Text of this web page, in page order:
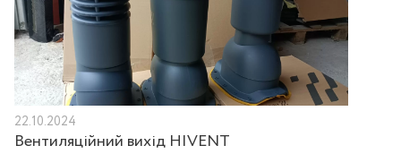
22.10.2024
Вентиляційний вихід HIVENT